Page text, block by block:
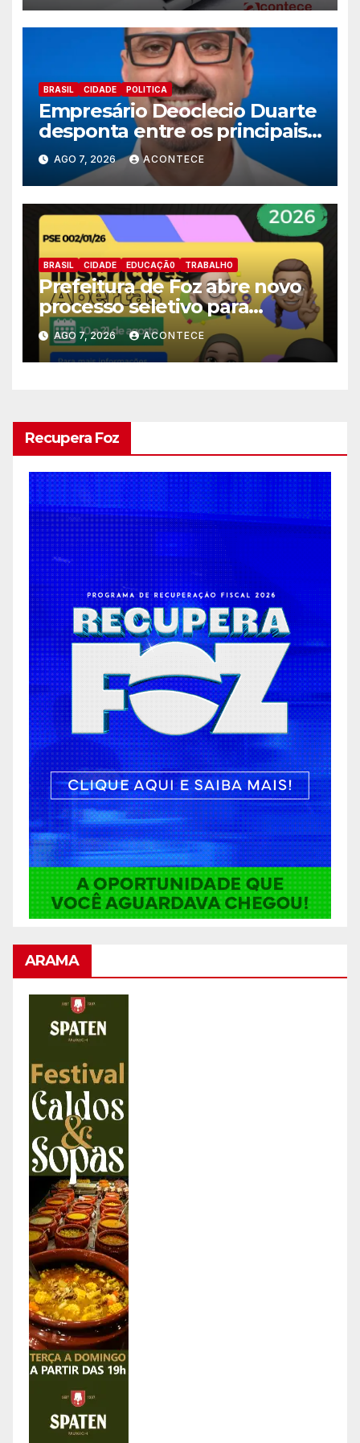
BRASIL CIDADE POLITICA
Empresário Deoclecio Duarte
desponta entre os principais
nomes do União Brasil para
deputado estadual
AGO 7, 2026 ACONTECE
BRASIL CIDADE EDUCAÇÃ0 TRABALHO
Prefeitura de Foz abre novo
processo seletivo para
estagiários
AGO 7, 2026 ACONTECE
Recupera Foz
ARAMA